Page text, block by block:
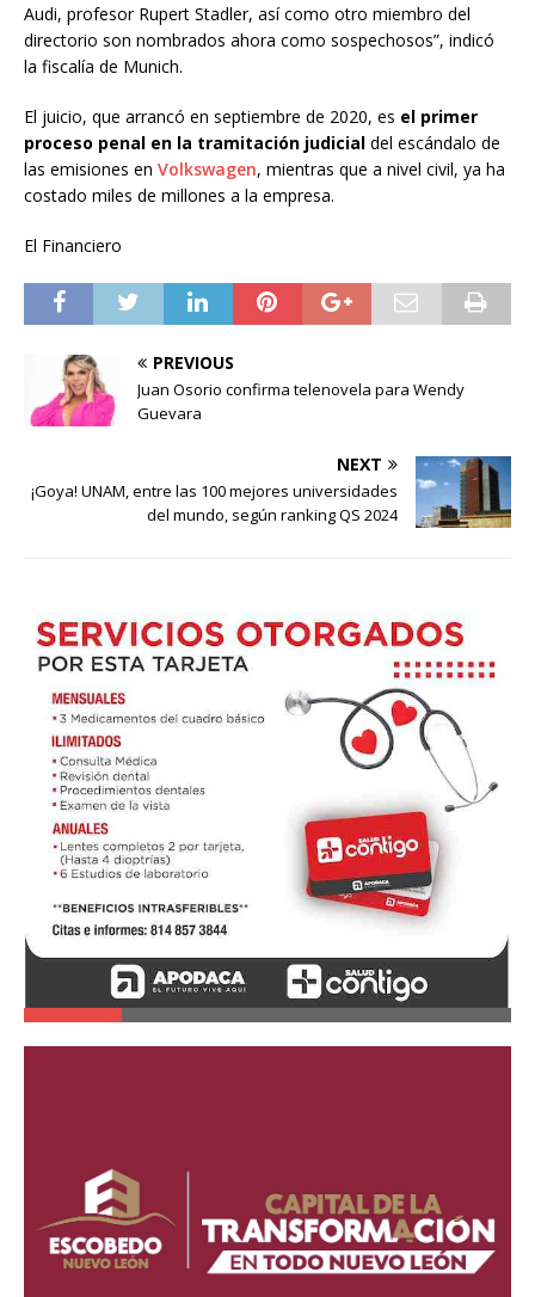
Audi, profesor Rupert Stadler, así como otro miembro del
directorio son nombrados ahora como sospechosos”, indicó
la fiscalía de Munich.
El juicio, que arrancó en septiembre de 2020, es el primer
proceso penal en la tramitación judicial del escándalo de
las emisiones en Volkswagen, mientras que a nivel civil, ya ha
costado miles de millones a la empresa.
El Financiero
PREVIOUS
Juan Osorio confirma telenovela para Wendy
Guevara
NEXT
¡Goya! UNAM, entre las 100 mejores universidades
del mundo, según ranking QS 2024